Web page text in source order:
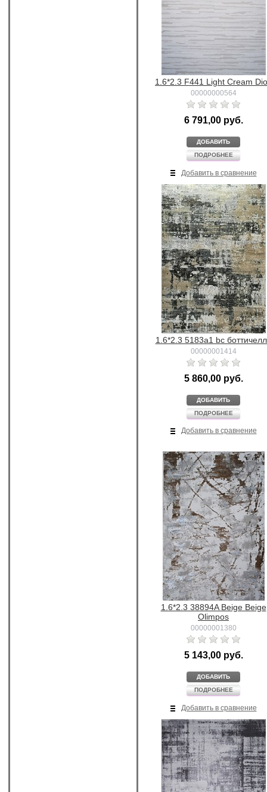
1.6*2.3 F441 Light Cream
00000000564
6 791,00 руб.
ДОБАВИТЬ
ПОДРОБНЕЕ
Добавить в сравнение
1.6*2.3 5183a1 bc
00000001414
5 860,00 руб.
ДОБАВИТЬ
ПОДРОБНЕЕ
Добавить в сравнение
1.6*2.3 38894A Beige Beige
Olimpos
00000001380
5 143,00 руб.
ДОБАВИТЬ
ПОДРОБНЕЕ
Добавить в сравнение